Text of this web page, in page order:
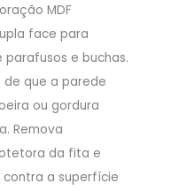
MDF
face para
e buchas.
que a parede
ou gordura
Remova
da fita e
a superfície